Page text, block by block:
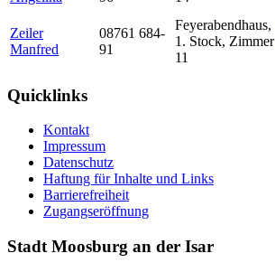
Zeiler
Manfred
08761 684-
91
Feyerabendhaus,
1. Stock, Zimmer
11
Quicklinks
Kontakt
Impressum
Datenschutz
Haftung für Inhalte und Links
Barrierefreiheit
Zugangseröffnung
Stadt Moosburg an der Isar